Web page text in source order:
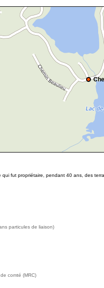
qui fut propriétaire, pendant 40 ans, des
particules de liaison)
comté (MRC)